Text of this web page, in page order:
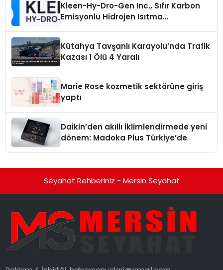
Kleen-Hy-Dro-Gen Inc., Sıfır Karbon
Emisyonlu Hidrojen Isıtma
Kütahya Tavşanlı Karayolu’nda Trafik
Kazası 1 Ölü 4 Yaralı
Marie Rose kozmetik sektörüne giriş
yaptı
Daikin’den akıllı iklimlendirmede yeni
dönem: Madoka Plus Türkiye’de
Seyahat Rehberiniz - Mersin Seyahat